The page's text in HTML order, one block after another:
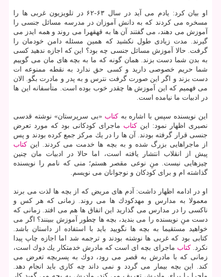
او بیان كرد: یادم می آید در سال ۶۳-۶۲ در تلویزیون غربی ها را
مسخره می كردند كه به دانش آموزان در مدرسه مسائل جنسی را
آموزش می دهند، می گفتند آن ها به قهقهرا می روند و همه ایدز می
گیرند. مدت زیادی طول نكشید كه همین مسئله دامن خودمان را
گرفت. حالا آموزش مسائل جنسی چه بود؟ این كه اجازه ندهید كسی
به بدن شما دست بزند. همان گونه كه ما به بچه های مان می گوییم
شما حریم خصوصی دارید و كسی حق ندارد به نقطه ممنوعه ات
دست بزند و اگر این صورت گرفت نترس و به پدر و مادرت بگو. الان
می فهمیم كه این آموزش ها چقدر خوب بوده است. متأسفانه این ها
در ادبیات ما نیامده است.
این نویسنده سپس با اشاره بهكتاب «بی سرپرستان» نوشته قدسی
نصیری اظهار نمود: این كتاب ماجرای كودكانی بود كه مورد تعرض
جنسی قرار گرفته بودند. آن ها را در یك مركز جمع كرده بودند و پس
از ماجراهایی بزرگ شده و به بچه ها خدمت می كردند. این كتاب
پیش از انقلاب انتشار یافته است، اما حالا در ادبیات مان چنین
چیزهایی نیست. منِ نوعی مقصر هستم؛ منی كه نامم را نویسنده
گذاشته ام و برای كودكان و نوجوانان می نویسم.
او در ادامه اظهار داشت: آدم های مریض كه از بچه ها لذت می برند
معمولا به مدارس و مهدكودك ها می روند. زمانی كه هر كس و
ناكسی را در مدارس می گذارید این اتفاق ها هم می افتد. زمانی كه
دست منِ نویسنده را می بندید، بچه ها چطور آموزش ببینند؟ اگر می
خواهید مستقیما به بچه ها نگویید باید با استفاده از داستان باشد.
كتابی بود كه غربی ها نوشته بودند و ترجمه شد اما اجازه چاپ پیدا
نكرد.كتاب ماجرای بچه ای است كه مادرش خدمتكار یك دوك است،
زمانی كه با مادرش به قصر می رود، دوك به پسربچه تعرض می
كند. این بچه بیمار می گردد و نمی داند چه كاری باید انجام دهد.